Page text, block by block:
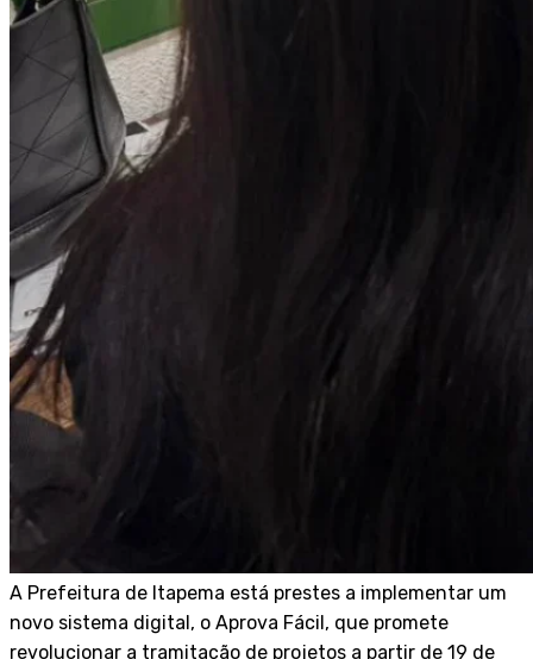
A Prefeitura de Itapema está prestes a implementar um
novo sistema digital, o Aprova Fácil, que promete
revolucionar a tramitação de projetos a partir de 19 de